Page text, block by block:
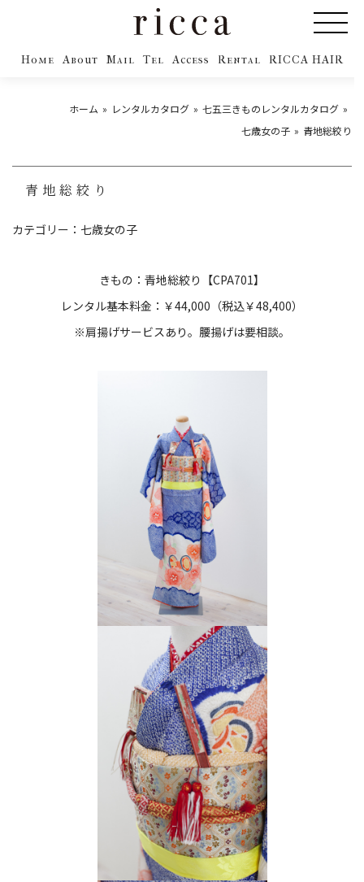
Home About Mail Tel Access Rental RICCA HAIR
ホーム レンタルカタログ
七五三きものレンタルカタログ
七歳女の子
青地総絞り
青地総絞り
カテゴリー： 七歳女の子
きもの：青地総絞り【CPA701】
レンタル基本料金：￥44,000（税込￥48,400）
※肩揚げサービスあり。腰揚げは要相談。